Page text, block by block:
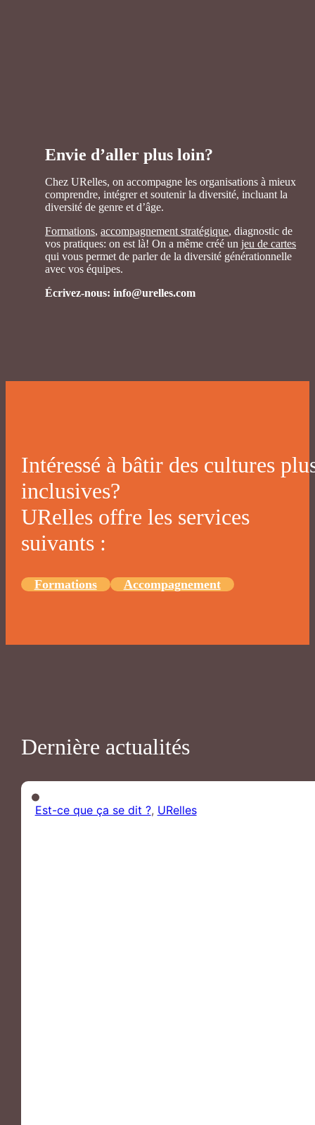
Envie d’aller plus loin?
Chez URelles, on accompagne les organisations à mieux
comprendre, intégrer et soutenir la diversité, incluant la
diversité de genre et d’âge.
Formations,accompagnement stratégique, diagnostic de
vos pratiques: on est là! On a même créé unjeu de cartes
qui vous permet de parler de la diversité générationnelle
avec vos équipes.
Écrivez-nous: info@urelles.com
Intéressé à bâtir des cultures
inclusives?
URelles offre les services
suivants :
Formations Accompagnement
Dernière actualités
Est-ce que ça se dit ?, URelles